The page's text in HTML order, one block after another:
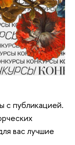
с публикацией.
вас лучшие